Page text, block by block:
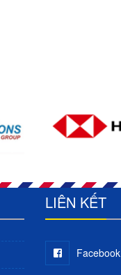
LIÊN KẾT
Facebook